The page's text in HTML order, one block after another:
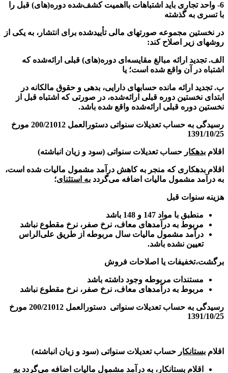
6- واحد تجاری باید اشتباهات بااهمیت کشف‌شده دوره(های) قبل را
با تسری به گذشته
در نخستین مجموعه صورتهای مالی تأییدشده برای انتشار، به یکی از
روشهای زیر اصلاح كند:
الف. تجدید ارائه مبالغ مقایسه‌ای دوره(های) قبلی ارائه‌شده كه
اشتباه در آن واقع شده است؛ یا
ب. تجدید ارائه مانده‌ حسابهای دارایی، بدهی و حقوق مالکانه در
ابتدای نخستین دوره قبلی ارائه‌شده، در صورتی كه اشتباه قبل از
نخستین دوره قبلی ارائه‌شده واقع شده باشد.
رسیدگی به حساب تعدیلات سنواتی دستورالعمل 200/21012 مورخ
1391/10/25
اقلام بدهکار حساب تعدیلات سنواتی (سود و زیان انباشته)
اقلام بدهکاری که منجر به کاهش درآمد مشمول مالیات شده است،
به درآمد مشمول مالیات اضافه می‌گردد به استثنای؛
هزینه سنوات قبل
منطبق با مواد 147 و 148 باشد
مربوط به درآمدهای معاف، نرخ صفر، نرخ مقطوع نباشد
درآمد مشمول مالیات سال مربوطه از طریق علی‌الراس
تعیین نشده باشد.
برگشت،تخفیفات یا اصلاحات فروش
مستندات مربوطه وجود داشته باشد
مربوط به درآمدهای معاف، نرخ صفر، نرخ مقطوع نباشد
رسیدگی به حساب تعدیلات سنواتی
دستورالعمل 200/21012 مورخ
1391/10/25
اقلام بستانکار حساب تعدیلات سنواتی (سود و زیان انباشته)
اقلام بستانکار، به درآمد مشمول مالیات اضافه می‌گردد به